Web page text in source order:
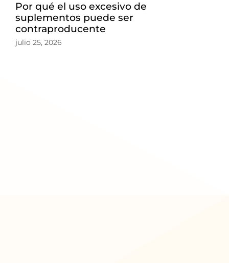
Por qué el uso excesivo de
suplementos puede ser
contraproducente
julio 25, 2026